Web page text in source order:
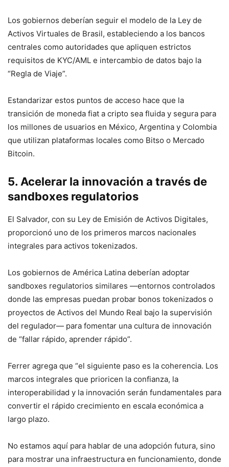
Los gobiernos deberían seguir el modelo de la Ley de
Activos Virtuales de Brasil, estableciendo a los bancos
centrales como autoridades que apliquen estrictos
requisitos de KYC/AML e intercambio de datos bajo la
“Regla de Viaje”.
Estandarizar estos puntos de acceso hace que la
transición de moneda fiat a cripto sea fluida y segura para
los millones de usuarios en México, Argentina y Colombia
que utilizan plataformas locales como Bitso o Mercado
Bitcoin.
5. Acelerar la innovación a través de
sandboxes regulatorios
El Salvador, con su Ley de Emisión de Activos Digitales,
proporcionó uno de los primeros marcos nacionales
integrales para activos tokenizados.
Los gobiernos de América Latina deberían adoptar
sandboxes regulatorios similares —entornos controlados
donde las empresas puedan probar bonos tokenizados o
proyectos de Activos del Mundo Real bajo la supervisión
del regulador— para fomentar una cultura de innovación
de “fallar rápido, aprender rápido”.
Ferrer agrega que “el siguiente paso es la coherencia. Los
marcos integrales que prioricen la confianza, la
interoperabilidad y la innovación serán fundamentales para
convertir el rápido crecimiento en escala económica a
largo plazo.
No estamos aquí para hablar de una adopción futura, sino
para mostrar una infraestructura en funcionamiento, donde